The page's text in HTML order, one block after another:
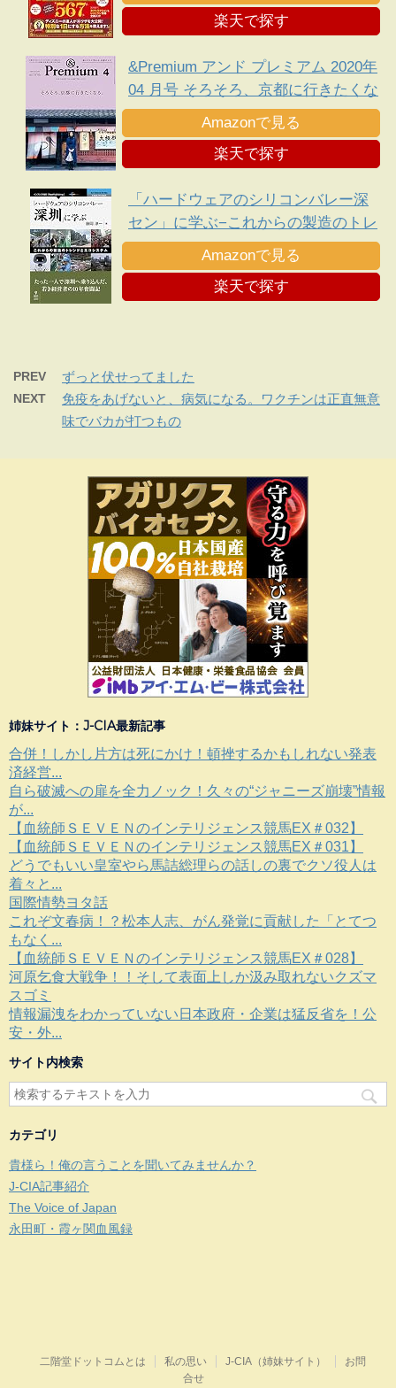
楽天で探す
&Premium アンド プレミアム 2020年
04 月号 そろそろ、京都に行きたくな
る。
Amazonで見る
楽天で探す
「ハードウェアのシリコンバレー深
セン」に学ぶ−これからの製造のトレ
ンドとエコシステム
Amazonで見る
楽天で探す
PREV ずっと伏せってました
NEXT
免疫をあげないと、病気になる。ワクチンは正直無意
味でバカが打つもの
姉妹サイト：J-CIA最新記事
合併！しかし片方は死にかけ！頓挫するかもしれない発表
済経営...
自ら破滅への扉を全力ノック！久々の“ジャニーズ崩壊”情報
が...
【血統師ＳＥＶＥＮのインテリジェンス競馬EX＃032】
【血統師ＳＥＶＥＮのインテリジェンス競馬EX＃031】
どうでもいい皇室やら馬詰総理らの話しの裏でクソ役人は
着々と...
国際情勢ヨタ話
これぞ文春病！？松本人志、がん発覚に貢献した「とてつ
もなく...
【血統師ＳＥＶＥＮのインテリジェンス競馬EX＃028】
河原乞食大戦争！！そして表面上しか汲み取れないクズマ
スゴミ
情報漏洩をわかっていない日本政府・企業は猛反省を！公
安・外...
サイト内検索
カテゴリ
貴様ら！俺の言うことを聞いてみませんか？
J-CIA記事紹介
The Voice of Japan
永田町・霞ヶ関血風録